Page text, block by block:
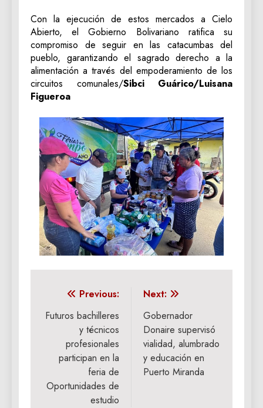
Con la ejecución de estos mercados a Cielo
Abierto, el Gobierno Bolivariano ratifica su
compromiso de seguir en las catacumbas del
pueblo, garantizando el sagrado derecho a la
alimentación a través del empoderamiento de los
circuitos comunales/Sibci Guárico/Luisana
Figueroa
Navegación
de
entradas
Previous:
Futuros bachilleres
y técnicos
profesionales
participan en la
feria de
Oportunidades de
estudio
Next:
‎Gobernador
Donaire supervisó
vialidad, alumbrado
y educación en
Puerto Miranda